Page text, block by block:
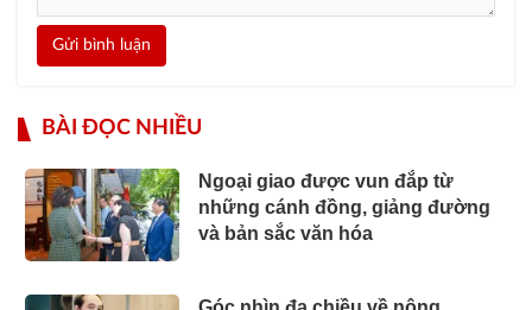
Gửi bình luận
BÀI ĐỌC NHIỀU
Ngoại giao được vun đắp từ
những cánh đồng, giảng đường
và bản sắc văn hóa